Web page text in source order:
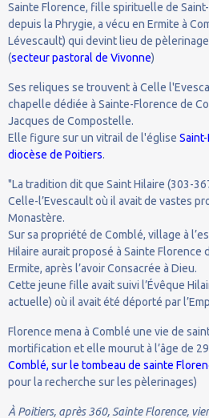
Sainte Florence, fille spirituelle de
depuis la Phrygie, a vécu en Ermite à
Lévescault) qui devint lieu de
(secteur pastoral de Vivonne)
Ses reliques se trouvent à Celle
chapelle dédiée à Sainte-Florence de
Jacques de Compostelle.
Elle figure sur un vitrail de l'église
diocèse de Poitiers.
"La tradition dit que Saint Hilaire (303-
Celle-l’Evescault où il avait de vastes
Monastère.
Sur sa propriété de Comblé, village à
Hilaire aurait proposé à Sainte Florence
Ermite, après l’avoir Consacrée à Dieu.
Cette jeune fille avait suivi l’Évêque
actuelle) où il avait été déporté par
Florence mena à Comblé une vie de
mortification et elle mourut à l’âge de
Comblé, sur le tombeau de sainte
pour la recherche sur les pèlerinages)
À Poitiers, après 360, Sainte Florence,